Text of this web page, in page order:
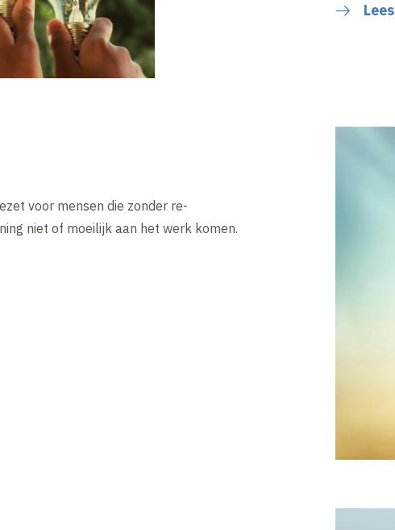
voor mensen die zonder re-
niet of moeilijk aan het werk komen.